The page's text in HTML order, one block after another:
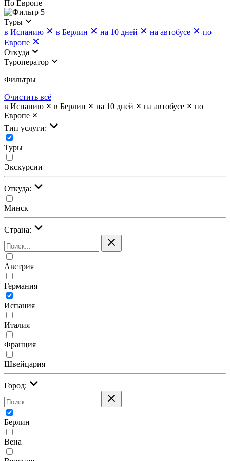
По Европе
5
Туры
в Испанию
в Берлин на 10 дней на автобусе
по
Европе
Откуда
Туроператор
Фильтры
Очистить всё
в Испанию
в Берлин на 10 дней на автобусе
по
Европе
Тип услуги:
Туры
Экскурсии
Откуда:
Минск
Страна:
Австрия
Германия
Испания
Италия
Франция
Швейцария
Город:
Берлин
Вена